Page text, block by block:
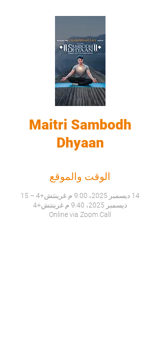
Maitri Sambodh
Dhyaan
الوقت والموقع
14 ديسمبر 2025، 9:00 م غرينتش+4 – 15
ديسمبر 2025، 9:40 م غرينتش+4
Online via Zoom Call